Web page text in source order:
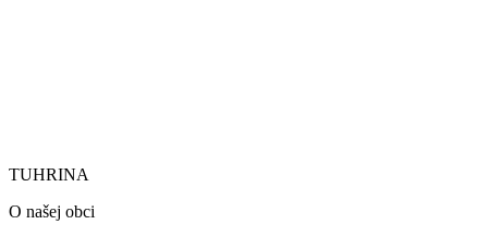
TUHRINA
O našej obci